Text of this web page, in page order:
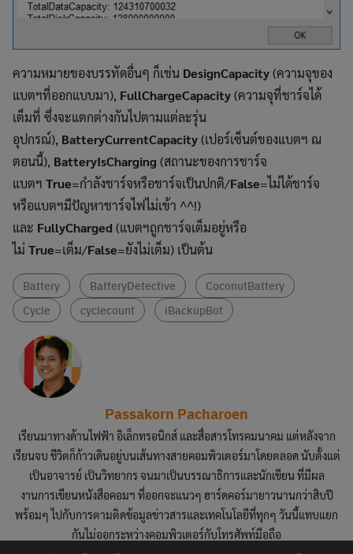
ความหมายของบรรทัดอื่นๆ ก็เช่น DesignCapacity(ความจุของ
แบตฯที่ออกแบบมา), FullChargeCapacity(ความจุที่ชาร์จได้
เต็มที่ ซึ่งจะแตกต่างกันไปตามแต่ละรุ่น
อุปกรณ์), BatteryCurrentCapacity(เปอร์เซ็นต์ของแบตฯ ณ
ตอนนี้), BatteryIsCharging (สถานะของการชาร์จ
แบตฯ True=กำลังชาร์จหรือชาร์จเป็นปกติ/False=ไม่ได้ชาร์จ
หรือแบตฯมีปัญหาชาร์จไฟไม่เข้า ^^!)
และ FullyCharged (แบตฯถูกชาร์จเต็มอยู่หรือ
ไม่ True=เต็ม/False=ยังไม่เต็ม) เป็นต้น
Battery BatteryDetective
CoconutBattery
Cycle
cyclecount iBackupBot
Passakorn Pacharoen
เรียนมาทางด้านไฟฟ้า อิเล็กทรอนิกส์ และสื่อสารโทรคมนาคม แต่หลังจาก
เรียนจบ ชีวิตก็ก้าวเดินอยู่บนเส้นทางสายคอมพิวเตอร์มาโดยตลอด นับตั้งแต่
เป็นอาจารย์ เป็นวิทยากร จนมาเป็นบรรณาธิการและนักเขียน ที่มีผล
งานการเขียนหนังสือคอมฯ ที่ออกจะแนวๆ ฮาร์ดคอร์มายาวนานกว่าสิบปี
พร้อมๆ ไปกับการตามติดข้อมูลข่าวสารและเทคโนโลยีที่ทุกๆ วันนี้แทบแยก
กันไม่ออกระหว่างคอมพิวเตอร์กับโทรศัพท์มือถือ